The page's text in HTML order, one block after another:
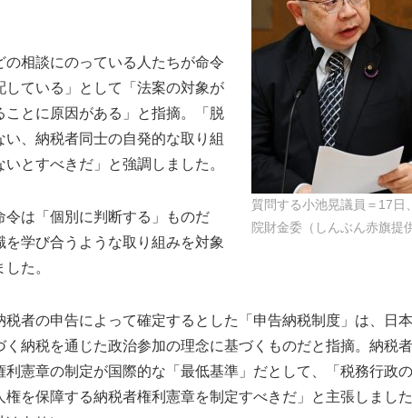
質問する小池晃議員＝17日
院財金委（しんぶん赤旗提
相談にのっている人たちが命令
ている」として「法案の対象が
とに原因がある」と指摘。「脱
、納税者同士の自発的な取り組
とすべきだ」と強調しました。
は「個別に判断する」ものだ
学び合うような取り組みを対象
た。
者の申告によって確定するとした「申告納税制度」は、日
納税を通じた政治参加の理念に基づくものだと指摘。納税
憲章の制定が国際的な「最低基準」だとして、「税務行政
を保障する納税者権利憲章を制定すべきだ」と主張しました